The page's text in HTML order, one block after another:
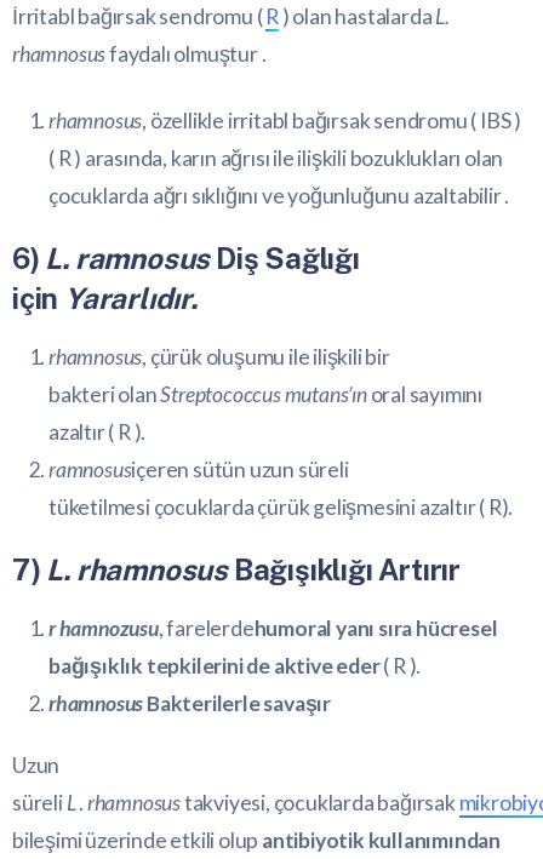
İrritabl bağırsak sendromu (R ) olan hastalardaL.
rhamnosusfaydalı olmuştur .
rhamnosus, özellikle irritabl bağırsak sendromu ( IBS)
( R) arasında, karın ağrısı ile ilişkili bozuklukları olan
çocuklarda ağrı sıklığını ve yoğunluğunu azaltabilir .
6) L. ramnosusDiş Sağlığı
için Yararlıdır.
rhamnosus, çürük oluşumu ile ilişkili bir
bakteri olanStreptococcus mutans’ınoral sayımını
azaltır ( R ).
ramnosusiçeren sütün uzun süreli
tüketilmesi çocuklarda çürük gelişmesini azaltır ( R).
7) L. rhamnosusBağışıklığı Artırır
r hamnozusu, farelerdehumoral yanı sıra hücresel
bağışıklık tepkilerini de aktive eder( R ).
rhamnosusBakterilerle savaşır
Uzun
süreliL.rhamnosustakviyesi, çocuklarda bağırsak
bileşimi üzerinde etkili olup antibiyotik kullanımından